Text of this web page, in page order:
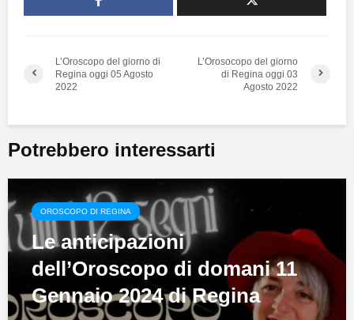
L’Oroscopo del giorno di
Regina oggi 05 Agosto
2022
L’Orosocopo del giorno
di Regina oggi 03
Agosto 2022
Potrebbero interessarti
OROSCOPO DI REGINA
Le anticipazioni
dell’Oroscopo di domani 11
Gennaio 2024 di Regina